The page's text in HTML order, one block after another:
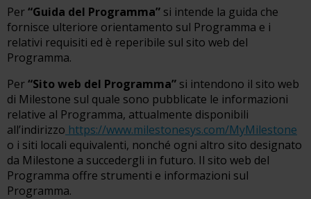
Per“Guida del Programma” si intende la guida che
fornisce ulteriore orientamento sul Programma e i
relativi requisiti ed è reperibile sul sito web del
Programma.
Per“Sito web del Programma” si intendono il sito web
di Milestone sul quale sono pubblicate le informazioni
relative al Programma, attualmente disponibili
all’indirizzo https://www.milestonesys.com/MyMilestone
o i siti locali equivalenti, nonché ogni altro sito designato
da Milestone a succedergli in futuro. Il sito web del
Programma offre strumenti e informazioni sul
Programma.